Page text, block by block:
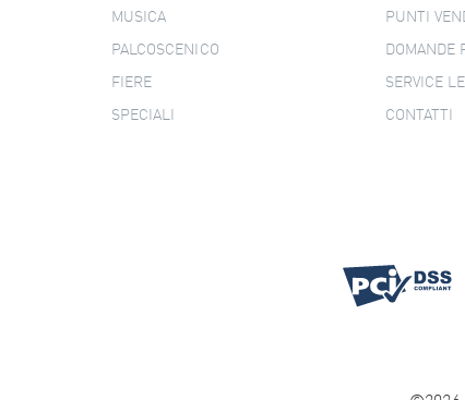
MUSICA
PALCOSCENICO
FIERE
SPECIALI
PUNTI
DOMANDE
SERVICE
CONTATTI